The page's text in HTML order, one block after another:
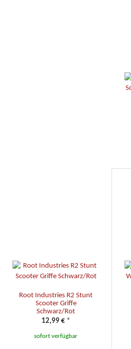
Root Industries R2 Stunt
Scooter Griffe
Schwarz/Rot
12,99 € *
sofort verfügbar